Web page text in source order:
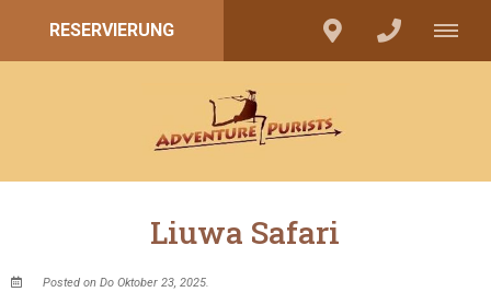
RESERVIERUNG
Liuwa Safari
Posted on Do Oktober 23, 2025.